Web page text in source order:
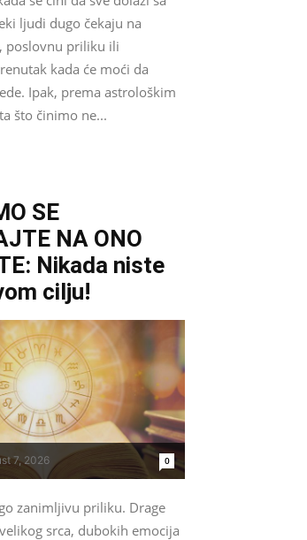
ljudi dugo čekaju na
poslovnu priliku ili
kada će moći da
Ipak, prema astrološkim
što činimo ne...
SE
NA ONO
Nikada niste
cilju!
7, 2026 0
zanimljivu priliku. Drage
srca, dubokih emocija